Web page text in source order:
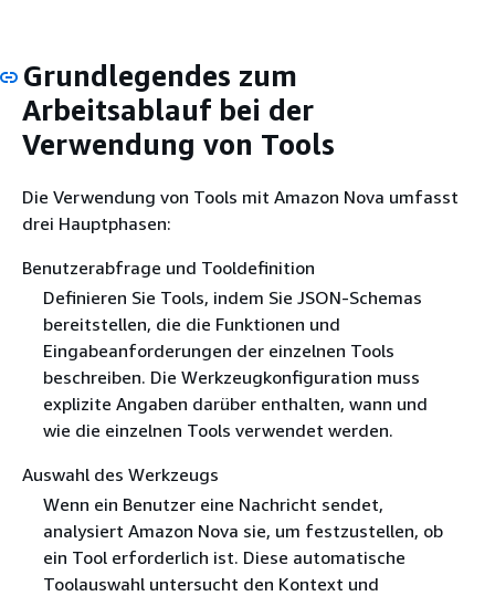
Grundlegendes zum
Arbeitsablauf bei der
Verwendung von Tools
Die Verwendung von Tools mit Amazon Nova umfasst
drei Hauptphasen:
Benutzerabfrage und Tooldefinition
Definieren Sie Tools, indem Sie JSON-Schemas
bereitstellen, die die Funktionen und
Eingabeanforderungen der einzelnen Tools
beschreiben. Die Werkzeugkonfiguration muss
explizite Angaben darüber enthalten, wann und
wie die einzelnen Tools verwendet werden.
Auswahl des Werkzeugs
Wenn ein Benutzer eine Nachricht sendet,
analysiert Amazon Nova sie, um festzustellen, ob
ein Tool erforderlich ist. Diese automatische
Toolauswahl untersucht den Kontext und